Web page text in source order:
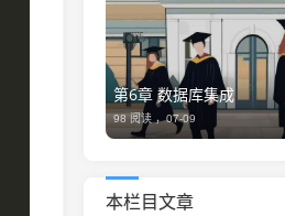
第6章 数据库集成
98 阅读 ，07-09
本栏目文章